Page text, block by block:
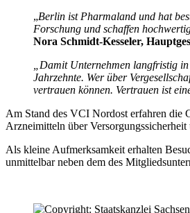
„Berlin ist Pharmaland und hat
Forschung und schaffen
Nora Schmidt-Kesseler,
„Damit Unternehmen langfristig
Jahrzehnte. Wer über
vertrauen können. Vertrauen ist
Am Stand des VCI Nordost erfahren die
Arzneimitteln über
Als kleine Aufmerksamkeit erhalten
unmittelbar neben dem des